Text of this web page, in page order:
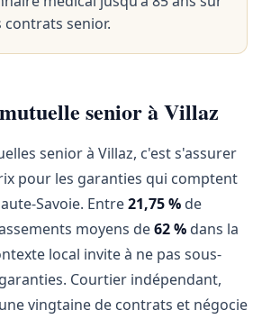
senior.
senior à Villaz
senior à Villaz, c'est s'assurer
pour les garanties qui comptent
Savoie. Entre21,75 % de
moyens de62 % dans la
local invite à ne pas sous-
Courtier indépendant,
vingtaine de contrats et négocie